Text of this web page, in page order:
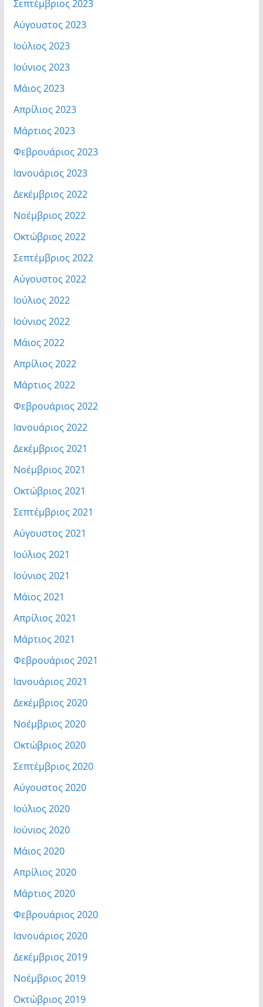
Σεπτέμβριος 2023
Αύγουστος 2023
Ιούλιος 2023
Ιούνιος 2023
Μάιος 2023
Απρίλιος 2023
Μάρτιος 2023
Φεβρουάριος 2023
Ιανουάριος 2023
Δεκέμβριος 2022
Νοέμβριος 2022
Οκτώβριος 2022
Σεπτέμβριος 2022
Αύγουστος 2022
Ιούλιος 2022
Ιούνιος 2022
Μάιος 2022
Απρίλιος 2022
Μάρτιος 2022
Φεβρουάριος 2022
Ιανουάριος 2022
Δεκέμβριος 2021
Νοέμβριος 2021
Οκτώβριος 2021
Σεπτέμβριος 2021
Αύγουστος 2021
Ιούλιος 2021
Ιούνιος 2021
Μάιος 2021
Απρίλιος 2021
Μάρτιος 2021
Φεβρουάριος 2021
Ιανουάριος 2021
Δεκέμβριος 2020
Νοέμβριος 2020
Οκτώβριος 2020
Σεπτέμβριος 2020
Αύγουστος 2020
Ιούλιος 2020
Ιούνιος 2020
Μάιος 2020
Απρίλιος 2020
Μάρτιος 2020
Φεβρουάριος 2020
Ιανουάριος 2020
Δεκέμβριος 2019
Νοέμβριος 2019
Οκτώβριος 2019